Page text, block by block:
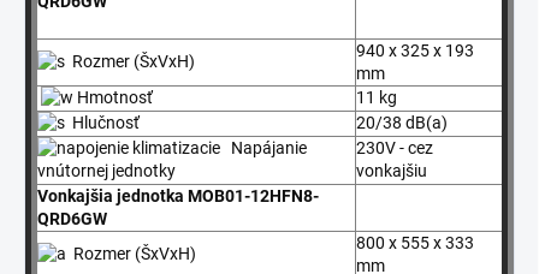
Rozmer (ŠxVxH)
940 x 325 x 193
mm
Hmotnosť
11 kg
Hlučnosť
20/38 dB(a)
Napájanie
vnútornej jednotky
230V - cez
vonkajšiu
Vonkajšia jednotka MOB01-12HFN8-
QRD6GW
Rozmer (ŠxVxH)
800 x 555 x 333
mm